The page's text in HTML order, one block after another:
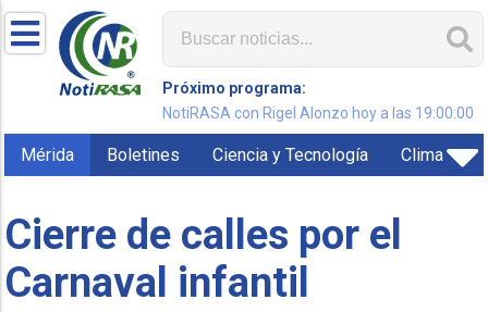
Próximo programa:
NotiRASA con Rigel Alonzo hoy a las 19:00:00
Mérida Boletines Ciencia y Tecnología Clima
Cierre de calles por el
Carnaval infantil